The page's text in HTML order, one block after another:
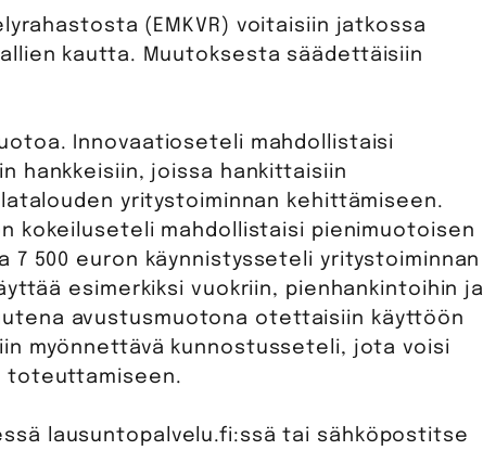
(EMKVR) voitaisiin jatkossa
kautta. Muutoksesta säädettäisiin
Innovaatioseteli mahdollistaisi
hankkeisiin, joissa hankittaisiin
yritystoiminnan kehittämiseen.
kokeiluseteli mahdollistaisi pienimuotoisen
7 500 euron käynnistysseteli yritystoiminnan
esimerkiksi vuokriin, pienhankintoihin ja
avustusmuotona otettaisiin käyttöön
myönnettävä kunnostusseteli, jota voisi
toteuttamiseen.
lausuntopalvelu.fi:ssä tai sähköpostitse